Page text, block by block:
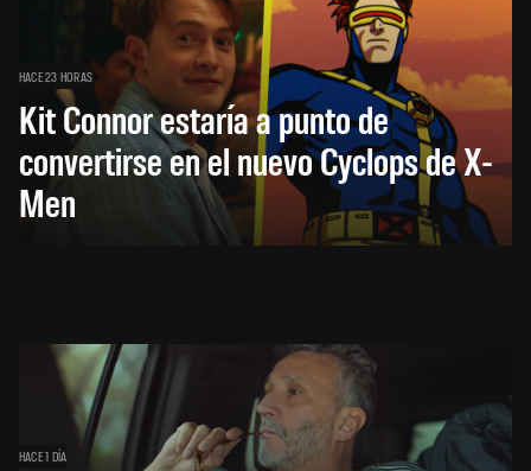
HACE 23 HORAS
Kit Connor estaría a punto de
convertirse en el nuevo Cyclops de X-
Men
HACE 1 DÍA